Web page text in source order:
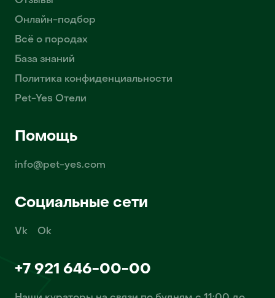
Онлайн-подбор
Всё о породах
База знаний
Политика конфиденциальности
Pet-Yes Отели
Помощь
info@pet-yes.com
Социальные сети
Vk Ok
+7 921 646-00-00